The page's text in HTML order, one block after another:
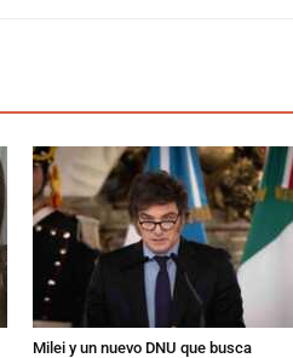
Milei y un nuevo DNU que busca